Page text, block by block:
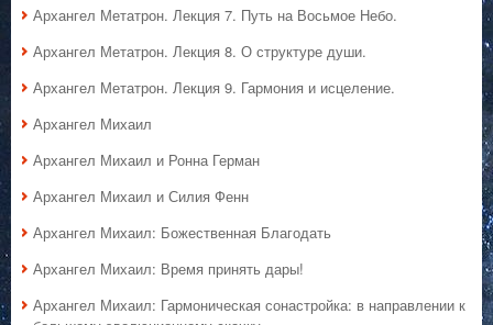
Архангел Метатрон. Лекция 7. Путь на Восьмое Небо.
Архангел Метатрон. Лекция 8. О структуре души.
Архангел Метатрон. Лекция 9. Гармония и исцеление.
Архангел Михаил
Архангел Михаил и Ронна Герман
Архангел Михаил и Силия Фенн
Архангел Михаил: Божественная Благодать
Архангел Михаил: Время принять дары!
Архангел Михаил: Гармоническая сонастройка: в направлении к